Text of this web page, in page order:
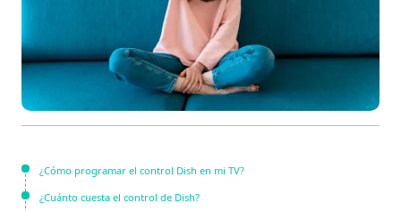
¿Cómo programar el control Dish en mi TV?
¿Cuánto cuesta el control de Dish?